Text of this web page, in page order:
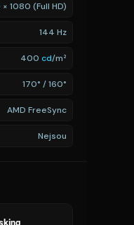
× 1080 (Full HD)
144 Hz
400cd/m²
170° / 160°
AMD FreeSync
Nejsou